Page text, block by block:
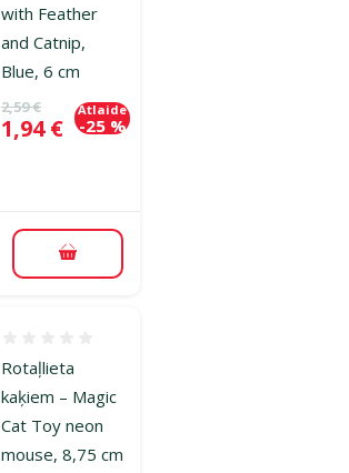
with Feather
and Catnip,
Blue, 6 cm
Oriģinālā cena
2,59 €
Cena
1,94 €
Atlaide
-25 %
Pievienot grozam
Rotaļlieta
kaķiem – Magic
Cat Toy neon
mouse, 8,75 cm